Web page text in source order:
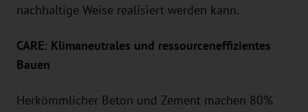
nachhaltige Weise realisiert werden kann.
CARE: Klimaneutrales und ressourceneffizientes
Bauen
Herkömmlicher Beton und Zement machen 80%